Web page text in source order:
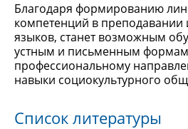
Благодаря формированию
компетенций в преподавании
языков, станет возможным
устным и письменным
профессиональному
навыки социокультурного
Список литературы